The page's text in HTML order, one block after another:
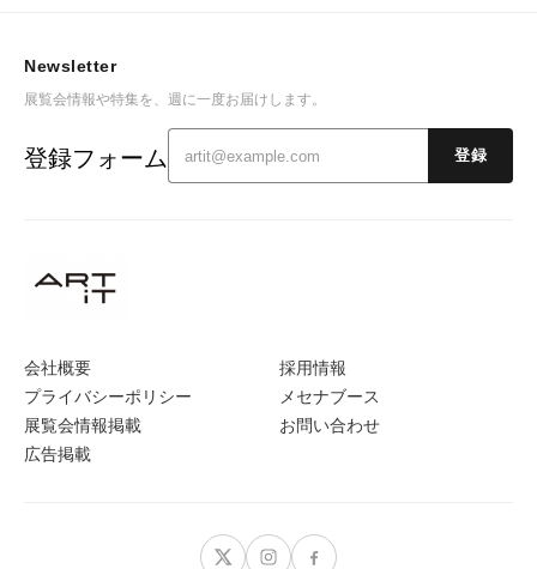
会社概要
プライバシーポリシー
展覧会情報掲載
広告掲載
採用情報
メセナブース
お問い合わせ
Newsletter
展覧会情報や特集を、週に一度お届けします。
登録フォーム 登録